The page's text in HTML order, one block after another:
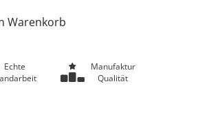
Warenkorb
Echte
Manufaktur
Qualität